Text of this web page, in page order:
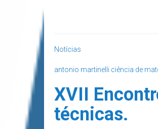
Notícias
antonio martinelli ciência de
XVII
técnicas.